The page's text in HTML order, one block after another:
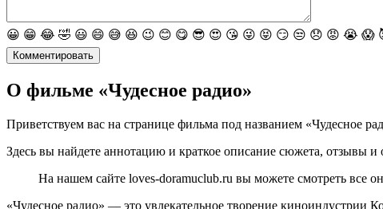
😀 😁 😂 🤣 😃 😄 😅 😆 😉 😊 😋 😎 😍 😘 😜 😝 😏 😒 😞 😡 😭 😱
Комментировать
О фильме «Чудесное радио»
Приветствуем вас на странице фильма под названием «Чудесное
Здесь вы найдете аннотацию и краткое описание сюжета, отзывы и
На нашем сайте loves-doramuclub.ru вы можете смотреть все
«Чудесное радио» — это увлекательное творение киноиндустрии